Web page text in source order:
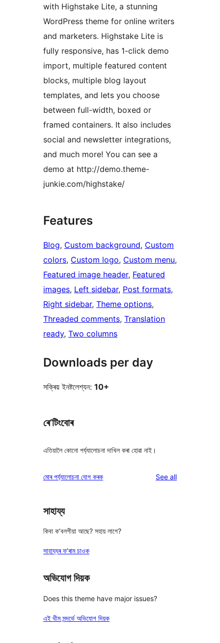
with Highstake Lite, a stunning
WordPress theme for online writers
and marketers. Highstake Lite is
fully responsive, has 1-click demo
import, multiple featured content
blocks, multiple blog layout
templates, and lets you choose
between full-width, boxed or
framed containers. It also includes
social and newsletter integrations,
and much more! You can see a
demo at http://demo.theme-
junkie.com/highstake/
Features
Blog, Custom background, Custom
colors, Custom logo, Custom menu
Featured image header, Featured
images, Left sidebar, Post formats
Right sidebar, Theme options
Threaded comments, Translation
ready, Two columns
Downloads per day
সক্ৰিয় ইনষ্টলেশ্যন: 10+
ৰে’টিংবোৰ
এতিয়ালৈ কোনো পৰ্য্যালোচনা দাখিল কৰা হোৱা নাই।
মোৰ পৰ্য্যালোচনা যোগ কৰক See allreviews
সাহায্য
কিবা ক’বলগীয়া আছে? সহায় লাগে?
সাহায্যৰ ফ’ৰাম চাওক
অভিযোগ দিয়ক
Does this theme have major issues?
এই থীম সন্দৰ্ভে অভিযোগ দিয়ক